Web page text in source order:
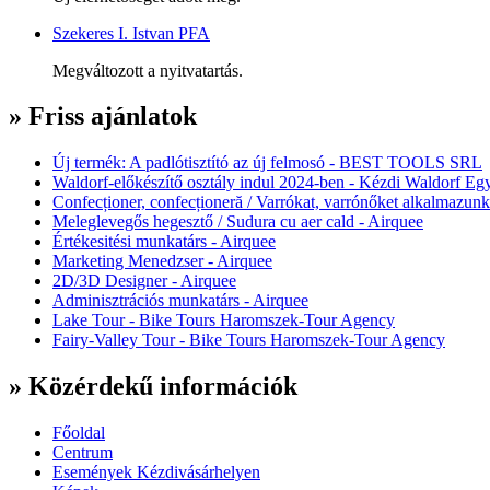
Szekeres I. Istvan PFA
Megváltozott a nyitvatartás.
» Friss ajánlatok
Új termék: A padlótisztító az új felmosó - BEST TOOLS SRL
Waldorf-előkészítő osztály indul 2024-ben - Kézdi Waldorf
Confecționer, confecționeră / Varrókat, varrónőket
Meleglevegős hegesztő / Sudura cu aer cald - Airquee
Értékesitési munkatárs - Airquee
Marketing Menedzser - Airquee
2D/3D Designer - Airquee
Adminisztrációs munkatárs - Airquee
Lake Tour - Bike Tours Haromszek-Tour Agency
Fairy-Valley Tour - Bike Tours Haromszek-Tour Agency
» Közérdekű információk
Főoldal
Centrum
Események Kézdivásárhelyen